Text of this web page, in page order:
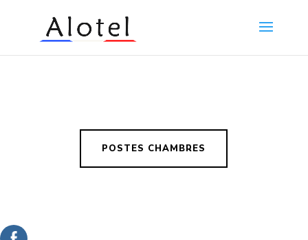
POSTES CHAMBRES